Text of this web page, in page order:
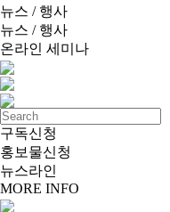
뉴스 / 행사
뉴스 / 행사
온라인 세미나
구독신청
홍보물신청
뉴스라인
MORE INFO